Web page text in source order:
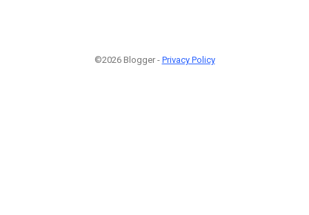
©2026 Blogger - Privacy Policy